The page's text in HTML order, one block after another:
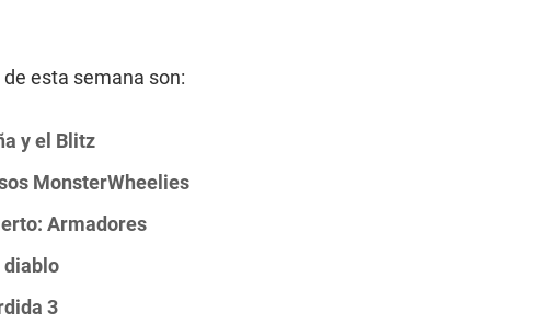
de esta semana son:
y el Blitz
MonsterWheelies
Armadores
diablo
3